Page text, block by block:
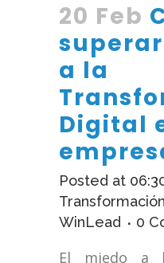
20 Feb
a la
Digital
Posted at
WinLead
0
El miedo a